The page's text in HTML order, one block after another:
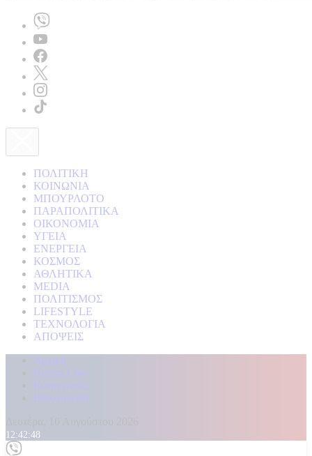
ΠΟΛΙΤΙΚΗ
ΚΟΙΝΩΝΙΑ
ΜΠΟΥΡΛΟΤΟ
ΠΑΡΑΠΟΛΙΤΙΚΑ
ΟΙΚΟΝΟΜΙΑ
ΥΓΕΙΑ
ΕΝΕΡΓΕΙΑ
ΚΟΣΜΟΣ
ΑΘΛΗΤΙΚΑ
MEDIA
ΠΟΛΙΤΙΣΜΟΣ
LIFESTYLE
ΤΕΧΝΟΛΟΓΙΑ
ΑΠΟΨΕΙΣ
Αρχική
Kontra Live
Καταγγελίες
Επικοινωνία
12:42:49